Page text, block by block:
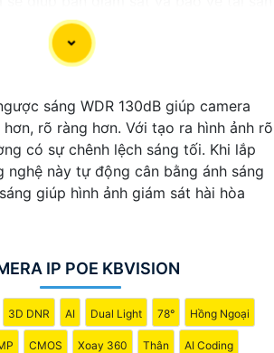
tiện lợi.
sáng WDR 130dB giúp camera
rõ ràng hơn. Với tạo ra hình ảnh rõ
có sự chênh lệch sáng tối. Khi lắp
này tự động cân bằng ánh sáng
giúp hình ảnh giám sát hài hòa
IP POE KBVISION
3D DNR AI Dual Light 78° Hồng Ngoại
CMOS Xoay 360 Thân AI Coding